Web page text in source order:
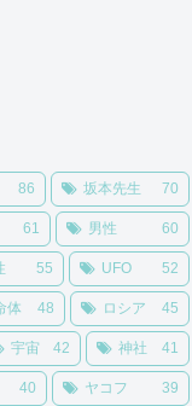
86 坂本先生 70
61 男性 60
55 UFO 52
体 48 ロシア 45
宇宙 42 神社 41
40 ヤコフ 39